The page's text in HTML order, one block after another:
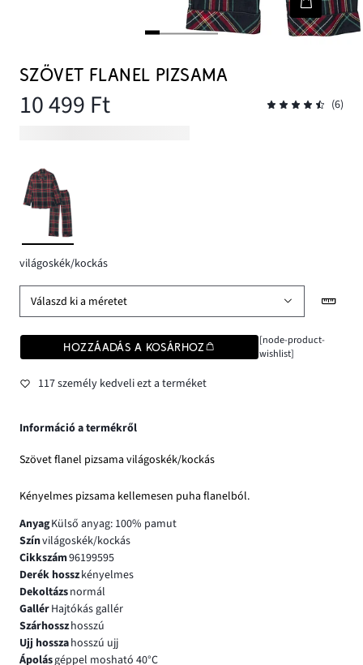
SZÖVET FLANEL PIZSAMA
10 499 Ft (6)
világoskék/kockás
Válaszd ki a méretet
HOZZÁADÁS A KOSÁRHOZ
[node-product-
wishlist]
117 személy kedveli ezt a terméket
Információ a termékről
Szövet flanel pizsama világoskék/kockás
Kényelmes pizsama kellemesen puha flanelból.
AnyagKülső anyag: 100% pamut
Színvilágoskék/kockás
Cikkszám96199595
Derék hosszkényelmes
Dekoltázsnormál
GallérHajtókás gallér
Szárhosszhosszú
Ujj hosszahosszú ujj
Ápolásgéppel mosható 40°C